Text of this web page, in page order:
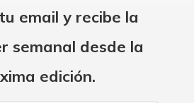
email y recibe la
semanal desde la
edición.